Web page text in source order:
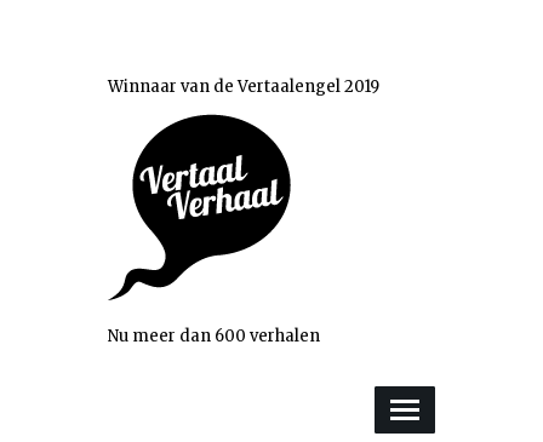
Winnaar van de Vertaalengel 2019
Nu meer dan 600 verhalen